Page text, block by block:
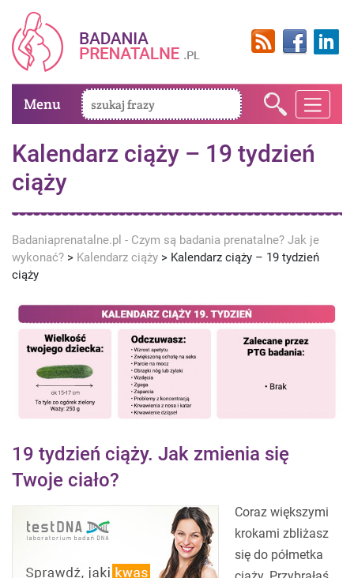
Menu
Kalendarz ciąży – 19 tydzień
ciąży
Badaniaprenatalne.pl - Czym są badania prenatalne? Jak je
wykonać? > Kalendarz ciąży > Kalendarz ciąży – 19 tydzień
ciąży
19 tydzień ciąży. Jak zmienia się
Twoje ciało?
Coraz większymi
krokami zbliżasz
się do półmetka